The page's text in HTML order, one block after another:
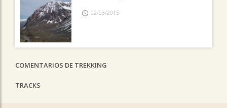
02/03/2015
COMENTARIOS DE TREKKING
TRACKS